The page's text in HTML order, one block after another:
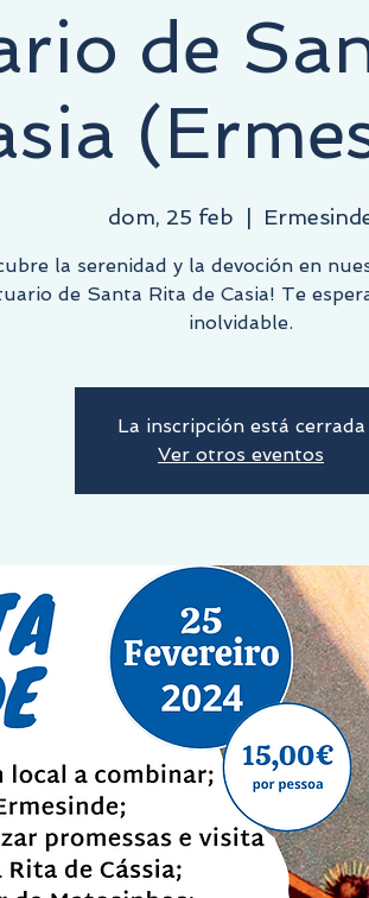
de
dom, 25 feb
la serenidad y la devoción en
de Santa Rita de Casia! Te
inolvidable.
La inscripción está cerrada
Ver otros eventos